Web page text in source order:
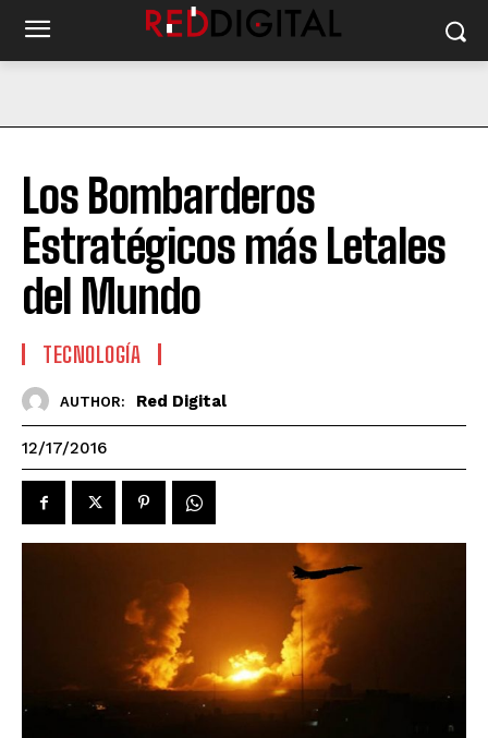
Los Bombarderos
Estratégicos más Letales
del Mundo
TECNOLOGÍA
AUTHOR: Red Digital
12/17/2016